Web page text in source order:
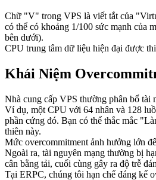
Chữ "V" trong VPS là viết tắt của
có thể có khoảng 1/100 sức mạnh của
bên dưới).
CPU trung tâm dữ liệu hiện đại được
Khái Niệm
Nhà cung cấp VPS thường phân bổ
Ví dụ, một CPU với 64 nhân và 128
phần cứng đó. Bạn có thể thắc mắc
thiên này.
Mức overcommitment ảnh hưởng lớn
Ngoài ra, tài nguyên mạng thường bị
cân bằng tải, cuối cùng gây ra độ trễ
Tại ERPC, chúng tôi hạn chế đáng kể